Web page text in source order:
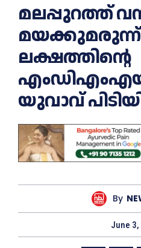
മലപ്പുറത്ത്
മയക്കുമരുന്ന്
ലക്ഷത്തിന്റെ
യുവാവ്
By
June 3,